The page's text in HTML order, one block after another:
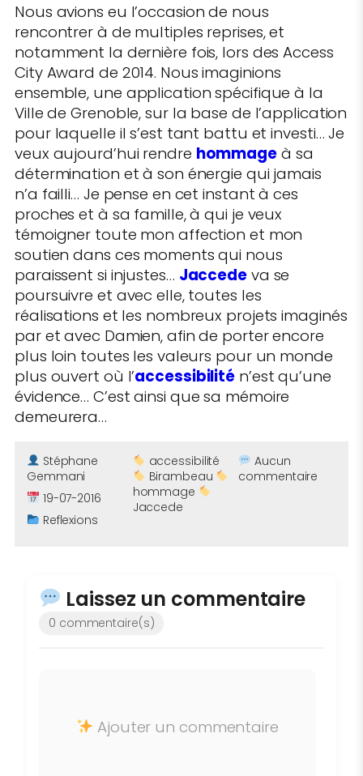
Nous avions eu l’occasion de nous
rencontrer à de multiples reprises, et
notamment la dernière fois, lors des Access
City Award de 2014. Nous imaginions
ensemble, une application spécifique à la
Ville de Grenoble, sur la base de l’application
pour laquelle il s’est tant battu et investi… Je
veux aujourd’hui rendre hommageà sa
détermination et à son énergie qui jamais
n’a failli… Je pense en cet instant à ces
proches et à sa famille, à qui je veux
témoigner toute mon affection et mon
soutien dans ces moments qui nous
paraissent si injustes… Jaccedeva se
poursuivre et avec elle, toutes les
réalisations et les nombreux projets imaginés
par et avec Damien, afin de porter encore
plus loin toutes les valeurs pour un monde
plus ouvert où l’accessibilité n’est qu’une
évidence… C’est ainsi que sa mémoire
demeurera…
Stéphane
Gemmani
19-07-2016
Reflexions
accessibilité
Birambeau
hommage
Jaccede
Aucun
commentaire
Laissez un commentaire
0 commentaire(s)
Ajouter un commentaire